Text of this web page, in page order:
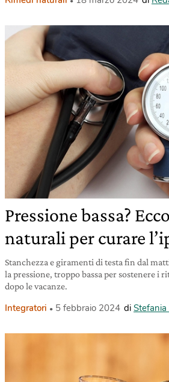
Pressione bassa?
naturali per curare
Stanchezza e giramenti di testa fin dal
la pressione, troppo bassa per sostenere i
dopo le vacanze.
Integratori 5 febbraio 2024 di Stefania